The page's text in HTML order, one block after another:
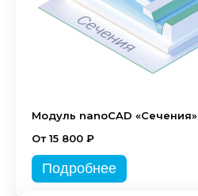
Модуль nanoCAD «Сечения»
От 15 800 ₽
Подробнее